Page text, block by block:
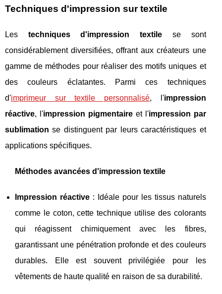
Techniques d'impression sur textile
Les techniques d'impression textile se sont
considérablement diversifiées, offrant aux créateurs une
gamme de méthodes pour réaliser des motifs uniques et
des couleurs éclatantes. Parmi ces techniques
d'imprimeur sur textile personnalisé, l'impression
réactive, l'impression pigmentaireet l'impression par
sublimation se distinguent par leurs caractéristiques et
applications spécifiques.
Méthodes avancées d'impression textile
Impression réactive: Idéale pour les tissus naturels
comme le coton, cette technique utilise des colorants
qui réagissent chimiquement avec les fibres,
garantissant une pénétration profonde et des couleurs
durables. Elle est souvent privilégiée pour les
vêtements de haute qualité en raison de sa durabilité.